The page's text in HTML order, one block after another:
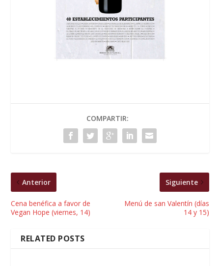
COMPARTIR:
Anterior
Cena benéfica a favor de
Vegan Hope (viernes, 14)
Siguiente
Menú de san Valentín (días
14 y 15)
RELATED POSTS